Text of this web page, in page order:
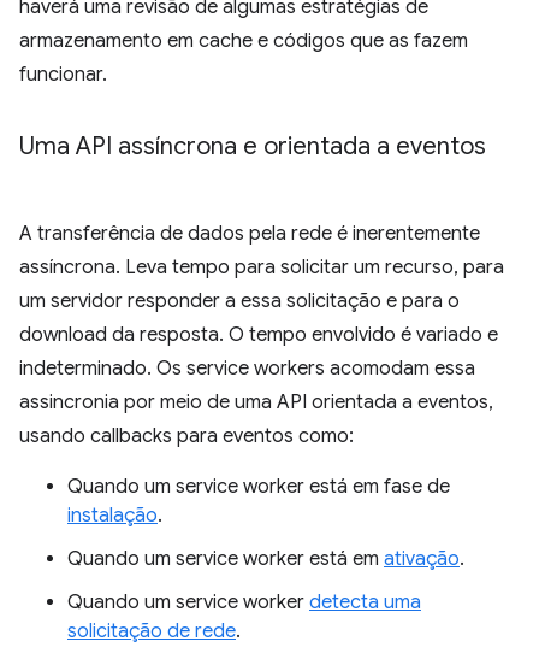
haverá uma revisão de algumas estratégias de
armazenamento em cache e códigos que as fazem
funcionar.
Uma API assíncrona e orientada a eventos
A transferência de dados pela rede é inerentemente
assíncrona. Leva tempo para solicitar um recurso, para
um servidor responder a essa solicitação e para o
download da resposta. O tempo envolvido é variado e
indeterminado. Os service workers acomodam essa
assincronia por meio de uma API orientada a eventos,
usando callbacks para eventos como:
Quando um service worker está em fase de
instalação.
Quando um service worker está em ativação.
Quando um service worker detecta uma
solicitação de rede.